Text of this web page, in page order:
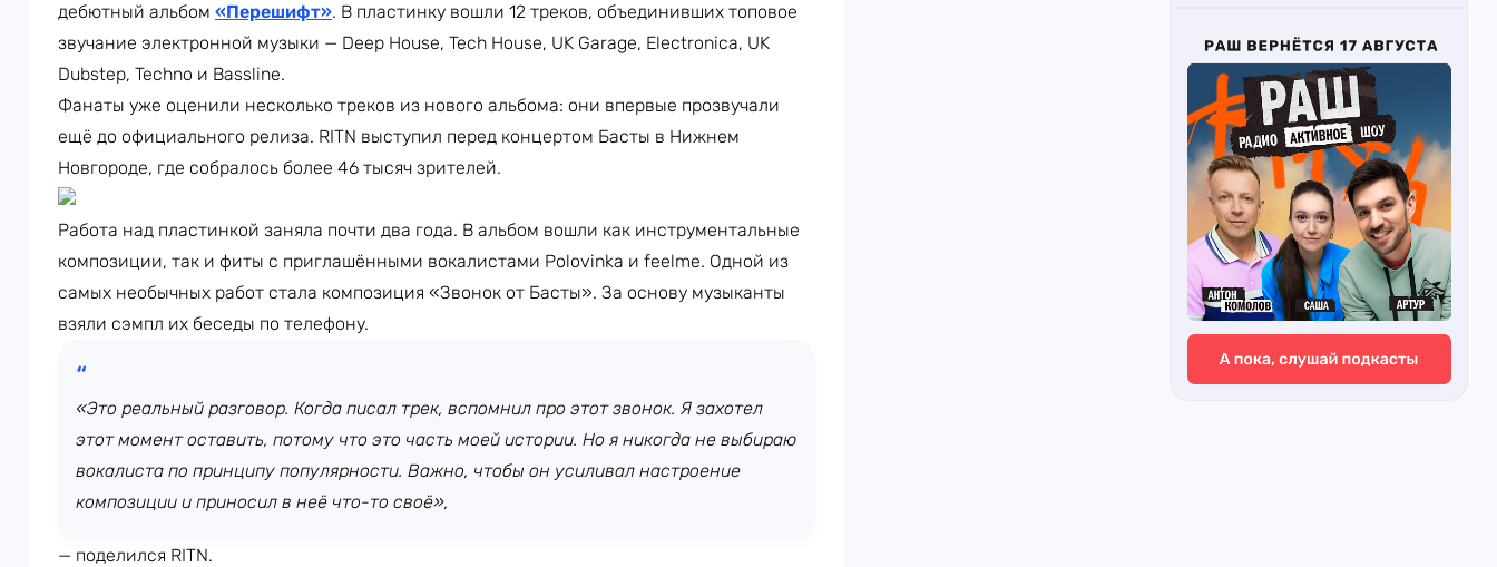
дебютный альбом «Перешифт». В пластинку вошли 12 треков, объединивших топовое
звучание электронной музыки — Deep House, Tech House, UK Garage, Electronica, UK
Dubstep, Techno и Bassline.
Фанаты уже оценили несколько треков из нового альбома: они впервые прозвучали
ещё до официального релиза. RITN выступил перед концертом Басты в Нижнем
Новгороде, где собралось более 46 тысяч зрителей.
Работа над пластинкой заняла почти два года. В альбом вошли как инструментальные
композиции, так и фиты с приглашёнными вокалистами Polovinka и feelme. Одной из
самых необычных работ стала композиция «Звонок от Басты». За основу музыканты
взяли сэмпл их беседы по телефону.
«Это реальный разговор. Когда писал трек, вспомнил про этот звонок. Я захотел
этот момент оставить, потому что это часть моей истории. Но я никогда не выбираю
вокалиста по принципу популярности. Важно, чтобы он усиливал настроение
композиции и приносил в неё что-то своё»,
— поделился RITN.